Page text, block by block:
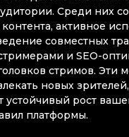
Среди них
активное
совместных
и SEO-
стримов. Эти
новых
рост
платформы.